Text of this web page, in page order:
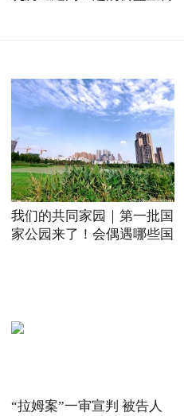
我们的共同家园｜第一批国
家公园来了！会偶遇哪些国
“拉姆案”一审宣判 被告人